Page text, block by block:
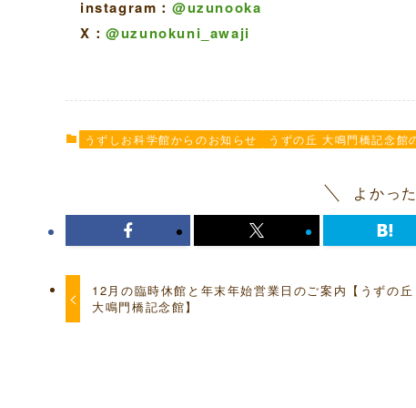
instagram： @uzunooka
X：@uzunokuni_awaji
うずしお科学館からのお知らせ うずの丘 大鳴門橋記念館
よかっ
12月の臨時休館と年末年始営業日のご案内【うずの丘
大鳴門橋記念館】